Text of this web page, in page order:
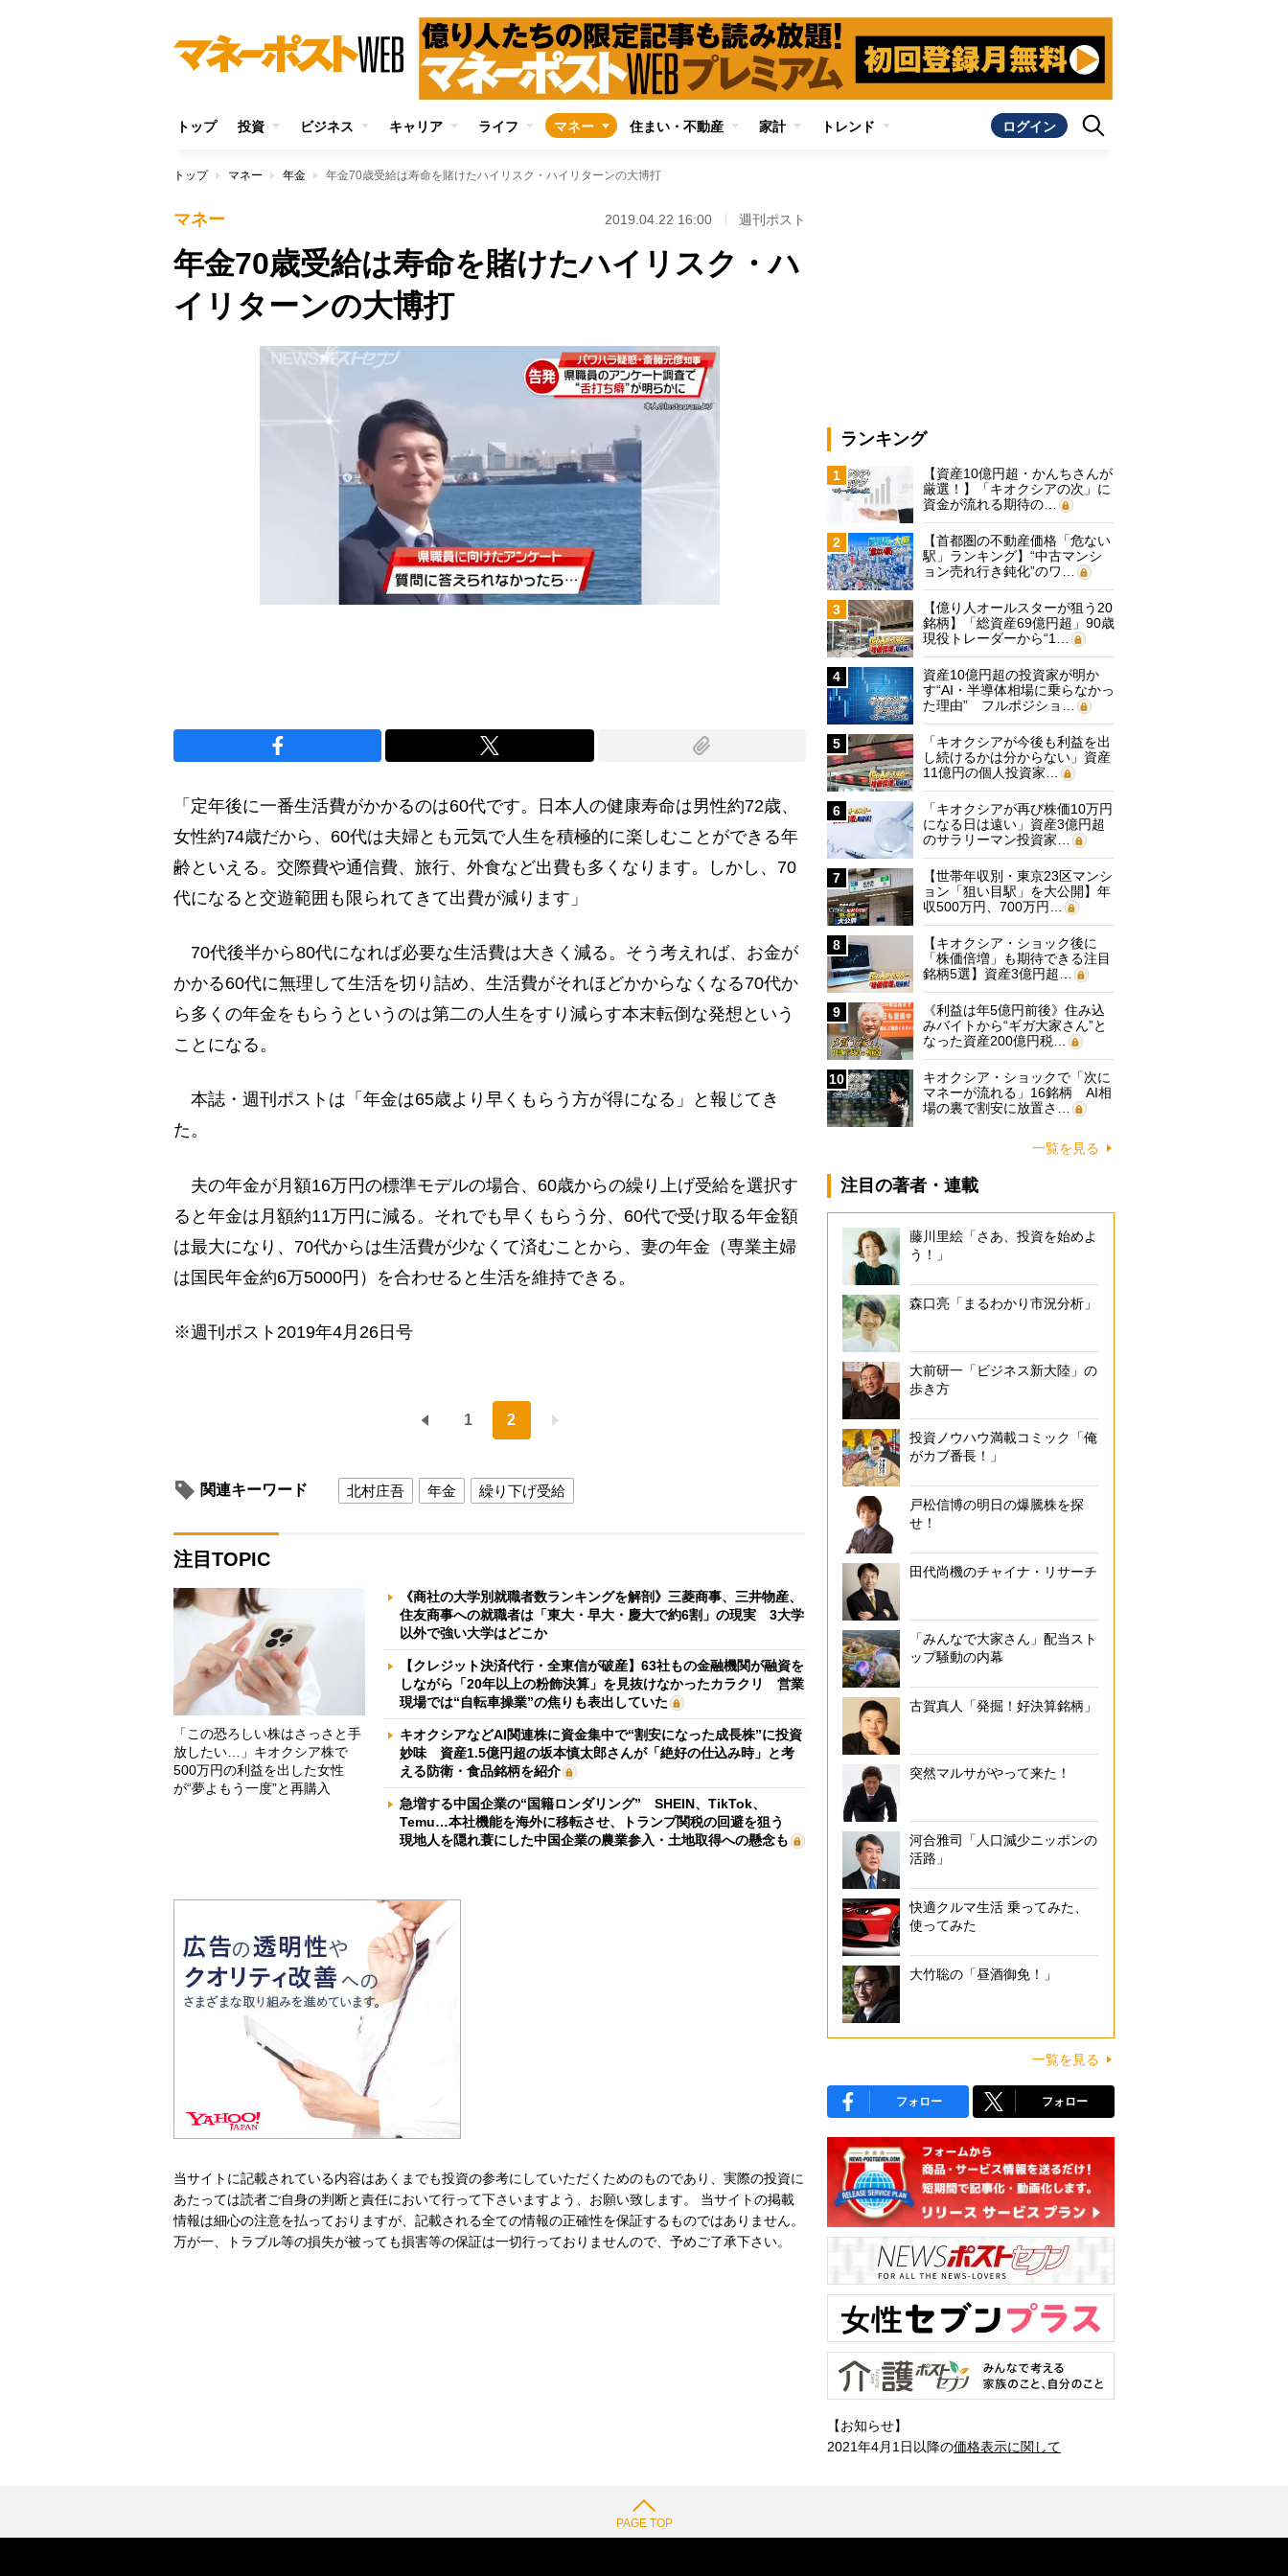
トップ 投資 ビジネス キャリア ライフ マネー 住まい・不動産 家計 トレンド ログイン
トップ マネー 年金 年金70歳受給は寿命を賭けたハイリスク・ハイリターンの大博打
マネー 2019.04.22 16:00 週刊ポスト
年金70歳受給は寿命を賭けたハイリスク・ハ
イリターンの大博打
次の動画まで 3
キャンセル
「定年後に一番生活費がかかるのは60代です。日本人の健康寿命は男性約72歳、
女性約74歳だから、60代は夫婦とも元気で人生を積極的に楽しむことができる年
齢といえる。交際費や通信費、旅行、外食など出費も多くなります。しかし、70
代になると交遊範囲も限られてきて出費が減ります」
70代後半から80代になれば必要な生活費は大きく減る。そう考えれば、お金が
かかる60代に無理して生活を切り詰め、生活費がそれほどかからなくなる70代か
ら多くの年金をもらうというのは第二の人生をすり減らす本末転倒な発想という
ことになる。
本誌・週刊ポストは「年金は65歳より早くもらう方が得になる」と報じてき
た。
夫の年金が月額16万円の標準モデルの場合、60歳からの繰り上げ受給を選択す
ると年金は月額約11万円に減る。それでも早くもらう分、60代で受け取る年金額
は最大になり、70代からは生活費が少なくて済むことから、妻の年金（専業主婦
は国民年金約6万5000円）を合わせると生活を維持できる。
※週刊ポスト2019年4月26日号
1 2
関連キーワード 北村庄吾 年金 繰り下げ受給
注目TOPIC
「この恐ろしい株はさっさと手
放したい…」キオクシア株で
500万円の利益を出した女性
が“夢よもう一度”と再購入
《商社の大学別就職者数ランキングを解剖》三菱商事、三井物産、
住友商事への就職者は「東大・早大・慶大で約6割」の現実 3大学
以外で強い大学はどこか
【クレジット決済代行・全東信が破産】63社もの金融機関が融資を
しながら「20年以上の粉飾決算」を見抜けなかったカラクリ 営業
現場では“自転車操業”の焦りも表出していた
キオクシアなどAI関連株に資金集中で“割安になった成長株”に投資
妙味 資産1.5億円超の坂本慎太郎さんが「絶好の仕込み時」と考
える防衛・食品銘柄を紹介
急増する中国企業の“国籍ロンダリング” SHEIN、TikTok、
Temu…本社機能を海外に移転させ、トランプ関税の回避を狙う
現地人を隠れ蓑にした中国企業の農業参入・土地取得への懸念も
当サイトに記載されている内容はあくまでも投資の参考にしていただくためのものであり、実際の投資に
あたっては読者ご自身の判断と責任において行って下さいますよう、お願い致します。 当サイトの掲載
情報は細心の注意を払っておりますが、記載される全ての情報の正確性を保証するものではありません。
万が一、トラブル等の損失が被っても損害等の保証は一切行っておりませんので、予めご了承下さい。
ランキング
1
【資産10億円超・かんちさんが
厳選！】「キオクシアの次」に
資金が流れる期待の…
2
【首都圏の不動産価格「危ない
駅」ランキング】“中古マンシ
ョン売れ行き鈍化”のワ…
3
【億り人オールスターが狙う20
銘柄】「総資産69億円超」90歳
現役トレーダーから“1…
4
資産10億円超の投資家が明か
す“AI・半導体相場に乗らなかっ
た理由” フルポジショ…
5
「キオクシアが今後も利益を出
し続けるかは分からない」資産
11億円の個人投資家…
6
「キオクシアが再び株価10万円
になる日は遠い」資産3億円超
のサラリーマン投資家…
7
【世帯年収別・東京23区マンシ
ョン「狙い目駅」を大公開】年
収500万円、700万円…
8
【キオクシア・ショック後に
「株価倍増」も期待できる注目
銘柄5選】資産3億円超…
9
《利益は年5億円前後》住み込
みバイトから“ギガ大家さん”と
なった資産200億円税…
10
キオクシア・ショックで「次に
マネーが流れる」16銘柄 AI相
場の裏で割安に放置さ…
一覧を見る
注目の著者・連載
藤川里絵「さあ、投資を始めよ
う！」
森口亮「まるわかり市況分析」
大前研一「ビジネス新大陸」の
歩き方
投資ノウハウ満載コミック「俺
がカブ番長！」
戸松信博の明日の爆騰株を探
せ！
田代尚機のチャイナ・リサーチ
「みんなで大家さん」配当スト
ップ騒動の内幕
古賀真人「発掘！好決算銘柄」
突然マルサがやって来た！
河合雅司「人口減少ニッポンの
活路」
快適クルマ生活 乗ってみた、
使ってみた
大竹聡の「昼酒御免！」
一覧を見る
フォロー フォロー
【お知らせ】
2021年4月1日以降の価格表示に関して
PAGE TOP